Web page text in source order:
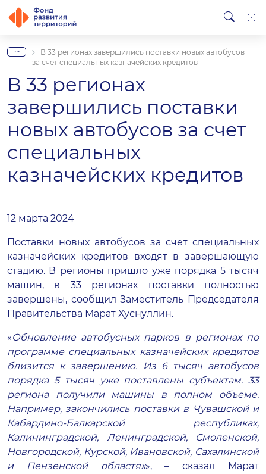
...
В 33 регионах завершились поставки новых автобусов
за счет специальных казначейских кредитов
В 33 регионах
завершились поставки
новых автобусов за счет
специальных
казначейских кредитов
12 марта 2024
Поставки новых автобусов за счет специальных
казначейских кредитов входят в завершающую
стадию. В регионы пришло уже порядка 5 тысяч
машин, в 33 регионах поставки полностью
завершены, сообщил Заместитель Председателя
Правительства Марат Хуснуллин.
«Обновление автобусных парков в регионах по
программе специальных казначейских кредитов
близится к завершению. Из 6 тысяч автобусов
порядка 5 тысяч уже поставлены субъектам. 33
региона получили машины в полном объеме.
Например, закончились поставки в Чувашской и
Кабардино-Балкарской республиках,
Калининградской, Ленинградской, Смоленской,
Новгородской, Курской, Ивановской, Сахалинской
и Пензенской областях», – сказал Марат